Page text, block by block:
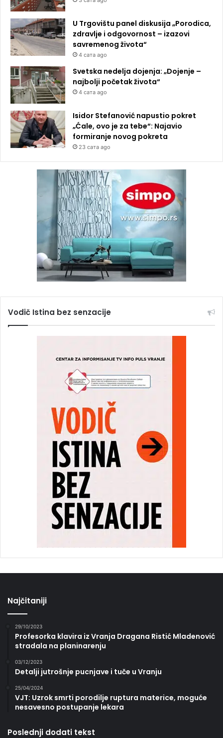
U Trgovištu panel diskusija „Porodica,
zdravlje i odgovornost – izazovi
savremenog života“
4 сата ago
Svetska nedelja dojenja: „Dojenje –
najbolji početak života“
4 сата ago
Isidor Stefanović napustio pokret
„Ćale, ovo je za tebe“: Najavio
formiranje novog pokreta
23 сата ago
Vodič Istina bez senzacije
Najčitaniji
29/10/2023
Profesorka klavira iz Vranja Dragana Ristić Mladenović
stradala na planinarenju
03/12/2023
Detalji jutrošnje pucnjave i tuče u Vranju
25/04/2024
VJT: Uzrok smrti porodilje ruptura materice, moguće
nesavesno postupanje lekara
Poslednji dodati tekst